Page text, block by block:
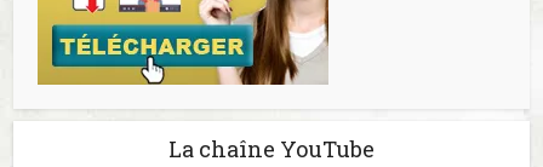
La chaîne YouTube